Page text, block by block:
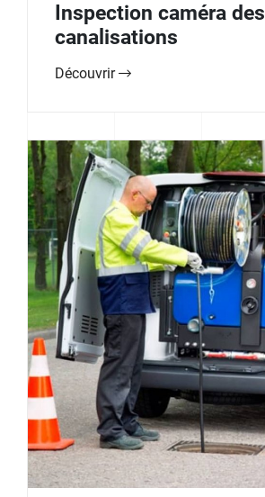
Inspection caméra des
canalisations
Découvrir